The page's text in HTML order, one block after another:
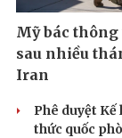
Mỹ bác
sau nhiều
Iran
Phê duyệt
thức quốc